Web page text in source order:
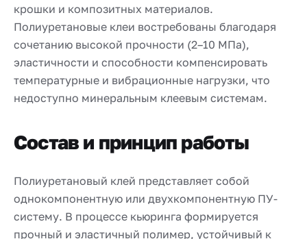
крошки и композитных материалов.
Полиуретановые клеи востребованы благодаря
сочетанию высокой прочности (2–10 МПа),
эластичности и способности компенсировать
температурные и вибрационные нагрузки, что
недоступно минеральным клеевым системам.
Состав и принцип работы
Полиуретановый клей представляет собой
однокомпонентную или двухкомпонентную ПУ-
систему. В процессе кьюринга формируется
прочный и эластичный полимер, устойчивый к